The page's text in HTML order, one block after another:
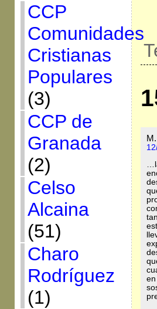
CCP
Comunidades
Cristianas
Populares
(3)
CCP de
Granada
(2)
Celso
Alcaina
(51)
Charo
Rodríguez
(1)